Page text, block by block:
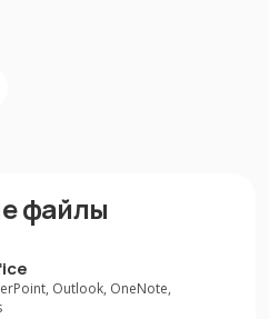
файлы
Outlook, OneNote,